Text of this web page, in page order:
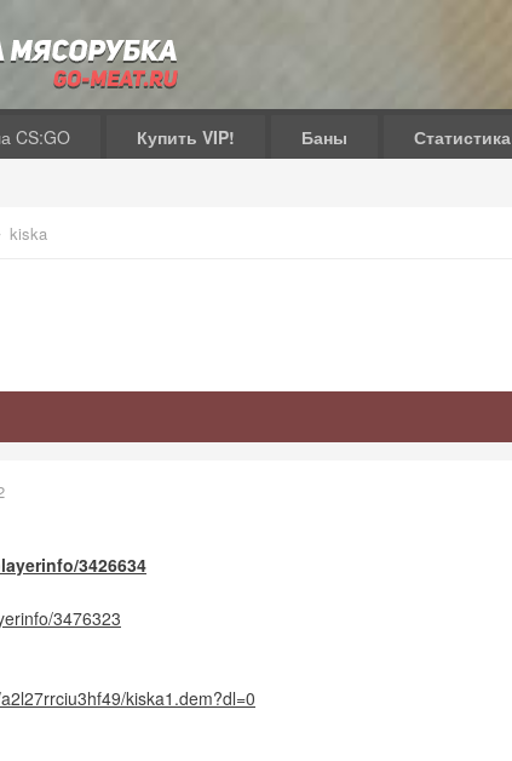
CS:GO Купить VIP! Баны Статистика
kiska
3426634
3476323
kiska1.dem?dl=0